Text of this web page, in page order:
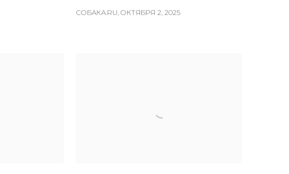
СОБАКА.RU, ОКТЯБРЯ 2, 2025